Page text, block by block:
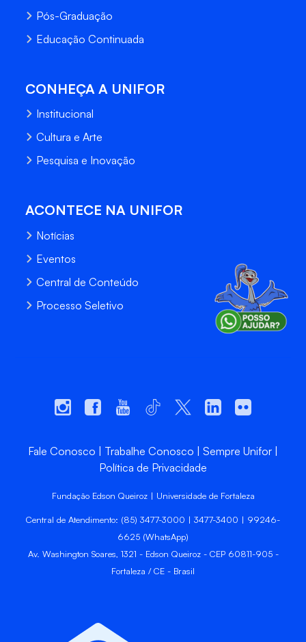
Pós-Graduação
Educação Continuada
CONHEÇA A UNIFOR
Institucional
Cultura e Arte
Pesquisa e Inovação
ACONTECE NA UNIFOR
Notícias
Eventos
Central de Conteúdo
Processo Seletivo
Fale Conosco Trabalhe Conosco
Sempre Unifor
Política de Privacidade
Fundação Edson Queiroz | Universidade de Fortaleza
Central de Atendimento: (85) 3477-3000 | 3477-3400 | 99246-
6625 (WhatsApp)
Av. Washington Soares, 1321 - Edson Queiroz - CEP 60811-905 -
Fortaleza / CE - Brasil